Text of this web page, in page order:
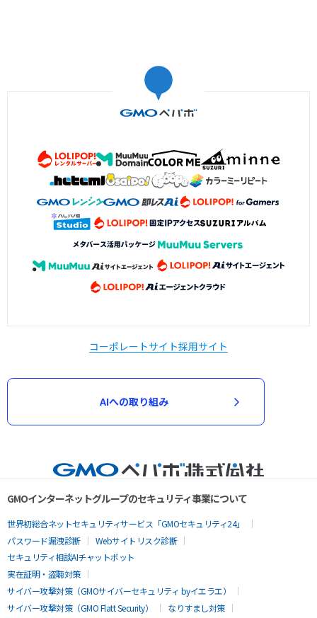
コーポレートサイト採用サイト
AIへの取り組み
GMOインターネットグループのセキュリティ事業について
世界初総合ネットセキュリティサービス「GMOセキュリティ24」
パスワード漏洩診断
Webサイトリスク診断
セキュリティ相談AIチャットボット
実在証明・盗聴対策
サイバー攻撃対策（GMOサイバーセキュリティ byイエラエ）
サイバー攻撃対策（GMO Flatt Security）
なりすまし対策